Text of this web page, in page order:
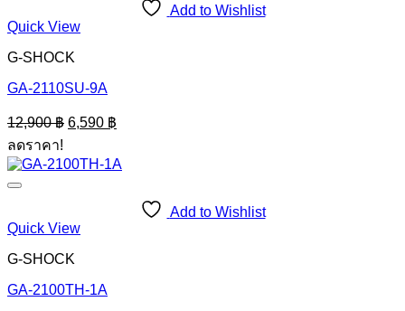
Add to Wishlist
Quick View
G-SHOCK
GA-2110SU-9A
12,900฿ Original
price
12,900 ฿.
6,590 ฿
price
6,590 ฿.
ลดราคา!
Add to Wishlist
Quick View
G-SHOCK
GA-2100TH-1A